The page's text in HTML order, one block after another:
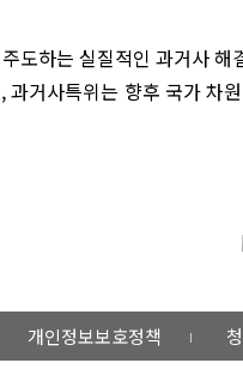
도하는 실질적인 과거사 해
거사특위는 향후 국가 차
개인정보보호정책